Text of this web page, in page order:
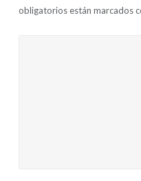
obligatorios están marcados